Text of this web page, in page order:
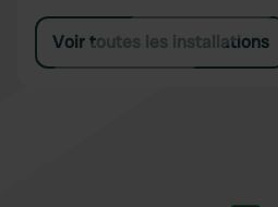
Voir toutes les installations